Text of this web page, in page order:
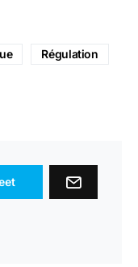
Régulation